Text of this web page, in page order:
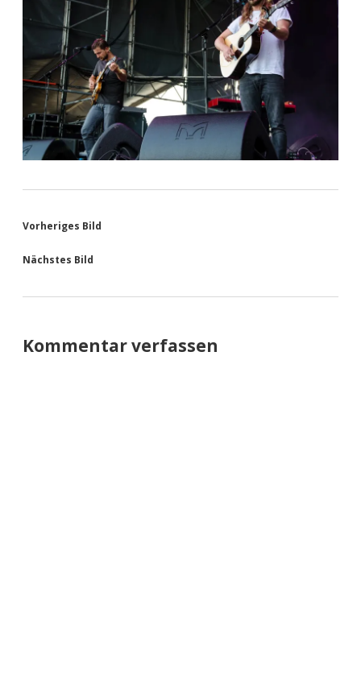
Vorheriges Bild
Nächstes Bild
Kommentar verfassen